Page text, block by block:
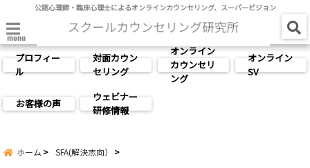
公認心理師・臨床心理士によるオンラインカウンセリング、スーパービジョン
menu
プロフィー
ル
対面カウン
セリング
オンライン
カウンセリ
ング
オンライン
SV
お客様の声
ウェビナー
研修情報
ホーム SFA(解決志向）